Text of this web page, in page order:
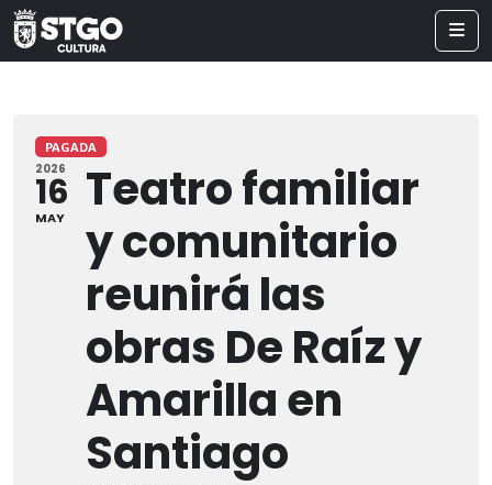
PAGADA
2026
16
MAY
Teatro familiar
y comunitario
reunirá las
obras De Raíz y
Amarilla en
Santiago